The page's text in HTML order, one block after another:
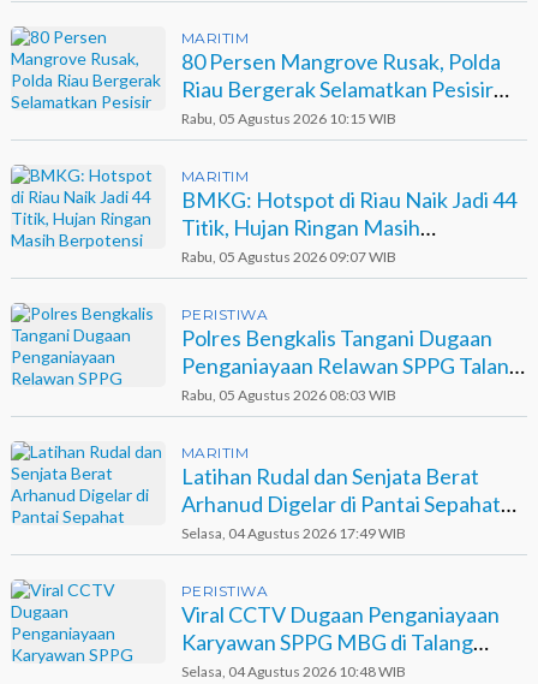
MARITIM
80 Persen Mangrove Rusak, Polda
Riau Bergerak Selamatkan Pesisir
Sinaboi
Rabu, 05 Agustus 2026 10:15 WIB
MARITIM
BMKG: Hotspot di Riau Naik Jadi 44
Titik, Hujan Ringan Masih
Berpotensi Terjadi
Rabu, 05 Agustus 2026 09:07 WIB
PERISTIWA
Polres Bengkalis Tangani Dugaan
Penganiayaan Relawan SPPG Talang
Muandau
Rabu, 05 Agustus 2026 08:03 WIB
MARITIM
Latihan Rudal dan Senjata Berat
Arhanud Digelar di Pantai Sepahat
Bengkalis
Selasa, 04 Agustus 2026 17:49 WIB
PERISTIWA
Viral CCTV Dugaan Penganiayaan
Karyawan SPPG MBG di Talang
Muandau
Selasa, 04 Agustus 2026 10:48 WIB